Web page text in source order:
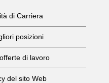
di Carriera
posizioni
di lavoro
del sito Web